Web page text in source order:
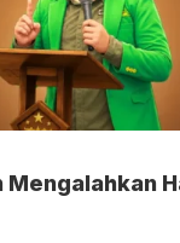
Mengalahkan